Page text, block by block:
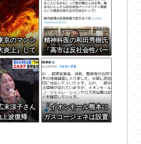
京のマンシ
炎上』して
！！！！
精神科医の和田秀樹氏
「高市は反社会性パー
ソナリティ障害であ
る」
末涼子さん
上波復帰
「イオンモール熊本に
ガスコージェネは設置